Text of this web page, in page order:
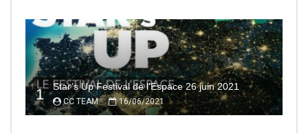
1 Star’s Up Festival de l’Espace 26 juin 2021
CC TEAM 16/06/2021